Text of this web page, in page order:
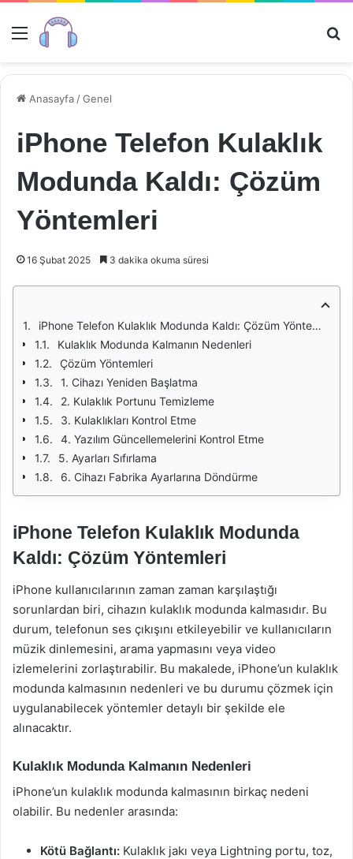
Menü
Anasayfa /Genel
iPhone Telefon Kulaklık
Modunda Kaldı: Çözüm
Yöntemleri
16 Şubat 2025 3 dakika okuma süresi
iPhone Telefon Kulaklık Modunda Kaldı: Çözüm Yöntemleri
Kulaklık Modunda Kalmanın Nedenleri
Çözüm Yöntemleri
1. Cihazı Yeniden Başlatma
2. Kulaklık Portunu Temizleme
3. Kulaklıkları Kontrol Etme
4. Yazılım Güncellemelerini Kontrol Etme
5. Ayarları Sıfırlama
6. Cihazı Fabrika Ayarlarına Döndürme
iPhone Telefon Kulaklık Modunda
Kaldı: Çözüm Yöntemleri
iPhone kullanıcılarının zaman zaman karşılaştığı
sorunlardan biri, cihazın kulaklık modunda kalmasıdır. Bu
durum, telefonun ses çıkışını etkileyebilir ve kullanıcıların
müzik dinlemesini, arama yapmasını veya video
izlemelerini zorlaştırabilir. Bu makalede, iPhone’un kulaklık
modunda kalmasının nedenleri ve bu durumu çözmek için
uygulanabilecek yöntemler detaylı bir şekilde ele
alınacaktır.
Kulaklık Modunda Kalmanın Nedenleri
iPhone’un kulaklık modunda kalmasının birkaç nedeni
olabilir. Bu nedenler arasında:
Kötü Bağlantı: Kulaklık jakı veya Lightning portu, toz,